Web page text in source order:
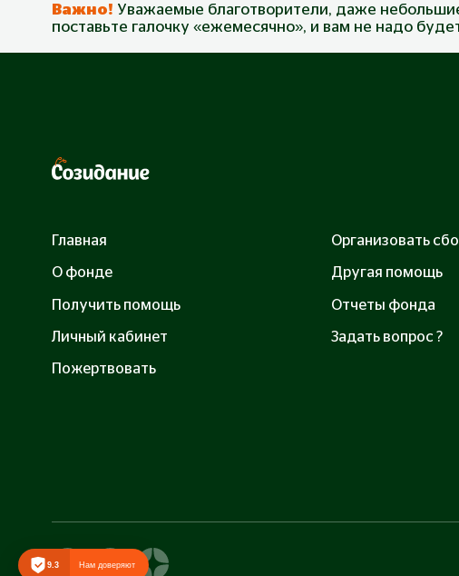
Важно! Уважаемые благотворители, даже
поставьте галочку «ежемесячно», и вам не надо
Главная
О фонде
Получить помощь
Личный кабинет
Пожертвовать
Организовать
Другая помощь
Отчеты фонда
Задать вопрос ?
9.3 Нам доверяют